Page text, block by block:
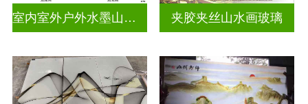
室内室外户外水墨山水画玻璃 夹胶夹丝山水画玻璃